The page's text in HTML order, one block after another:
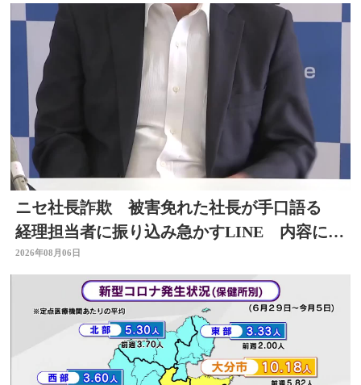
ニセ社長詐欺 被害免れた社長が手口語る
経理担当者に振り込み急かすLINE 内容に不
信感 大分
2026年08月06日